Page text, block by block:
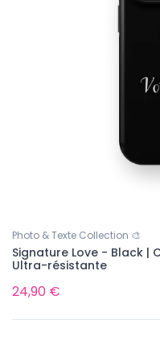
Photo & Texte Collection 🎨
Signature Love - Black |
Ultra-résistante
24,90 €